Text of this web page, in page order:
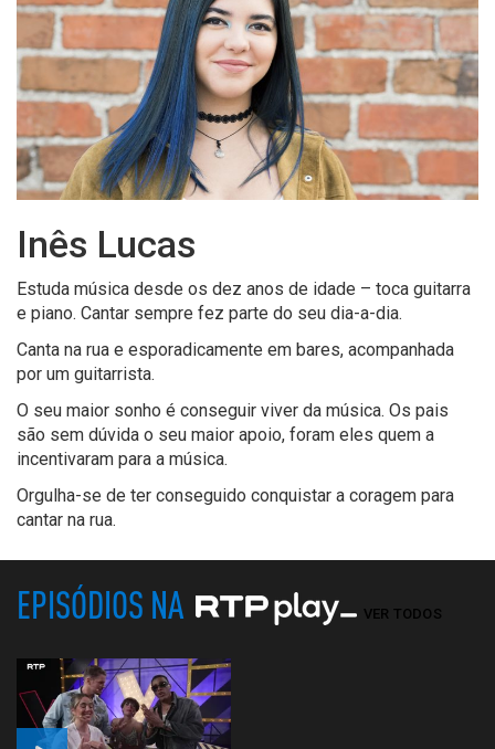
Inês Lucas
Estuda música desde os dez anos de idade – toca guitarra
e piano. Cantar sempre fez parte do seu dia-a-dia.
Canta na rua e esporadicamente em bares, acompanhada
por um guitarrista.
O seu maior sonho é conseguir viver da música. Os pais
são sem dúvida o seu maior apoio, foram eles quem a
incentivaram para a música.
Orgulha-se de ter conseguido conquistar a coragem para
cantar na rua.
EPISÓDIOS NA VER TODOS